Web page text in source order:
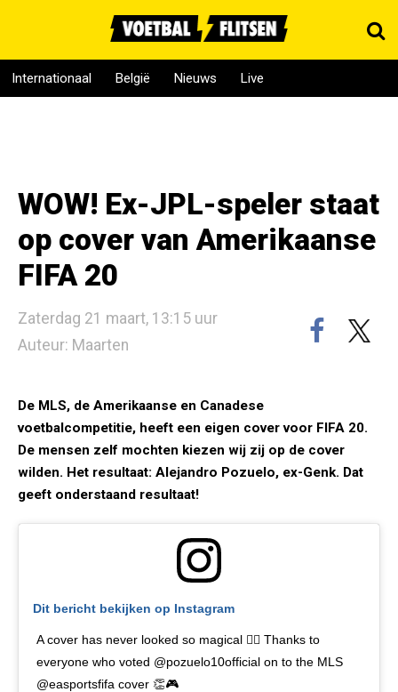
Internationaal België Nieuws Live
WOW! Ex-JPL-speler staat
op cover van Amerikaanse
FIFA 20
Zaterdag 21 maart, 13:15 uur
Auteur: Maarten
De MLS, de Amerikaanse en Canadese
voetbalcompetitie, heeft een eigen cover voor FIFA 20.
De mensen zelf mochten kiezen wij zij op de cover
wilden. Het resultaat: Alejandro Pozuelo, ex-Genk. Dat
geeft onderstaand resultaat!
Dit bericht bekijken op Instagram
A cover has never looked so magical 🧙‍♂️ Thanks to
everyone who voted @pozuelo10official on to the MLS
@easportsfifa cover 👏🎮